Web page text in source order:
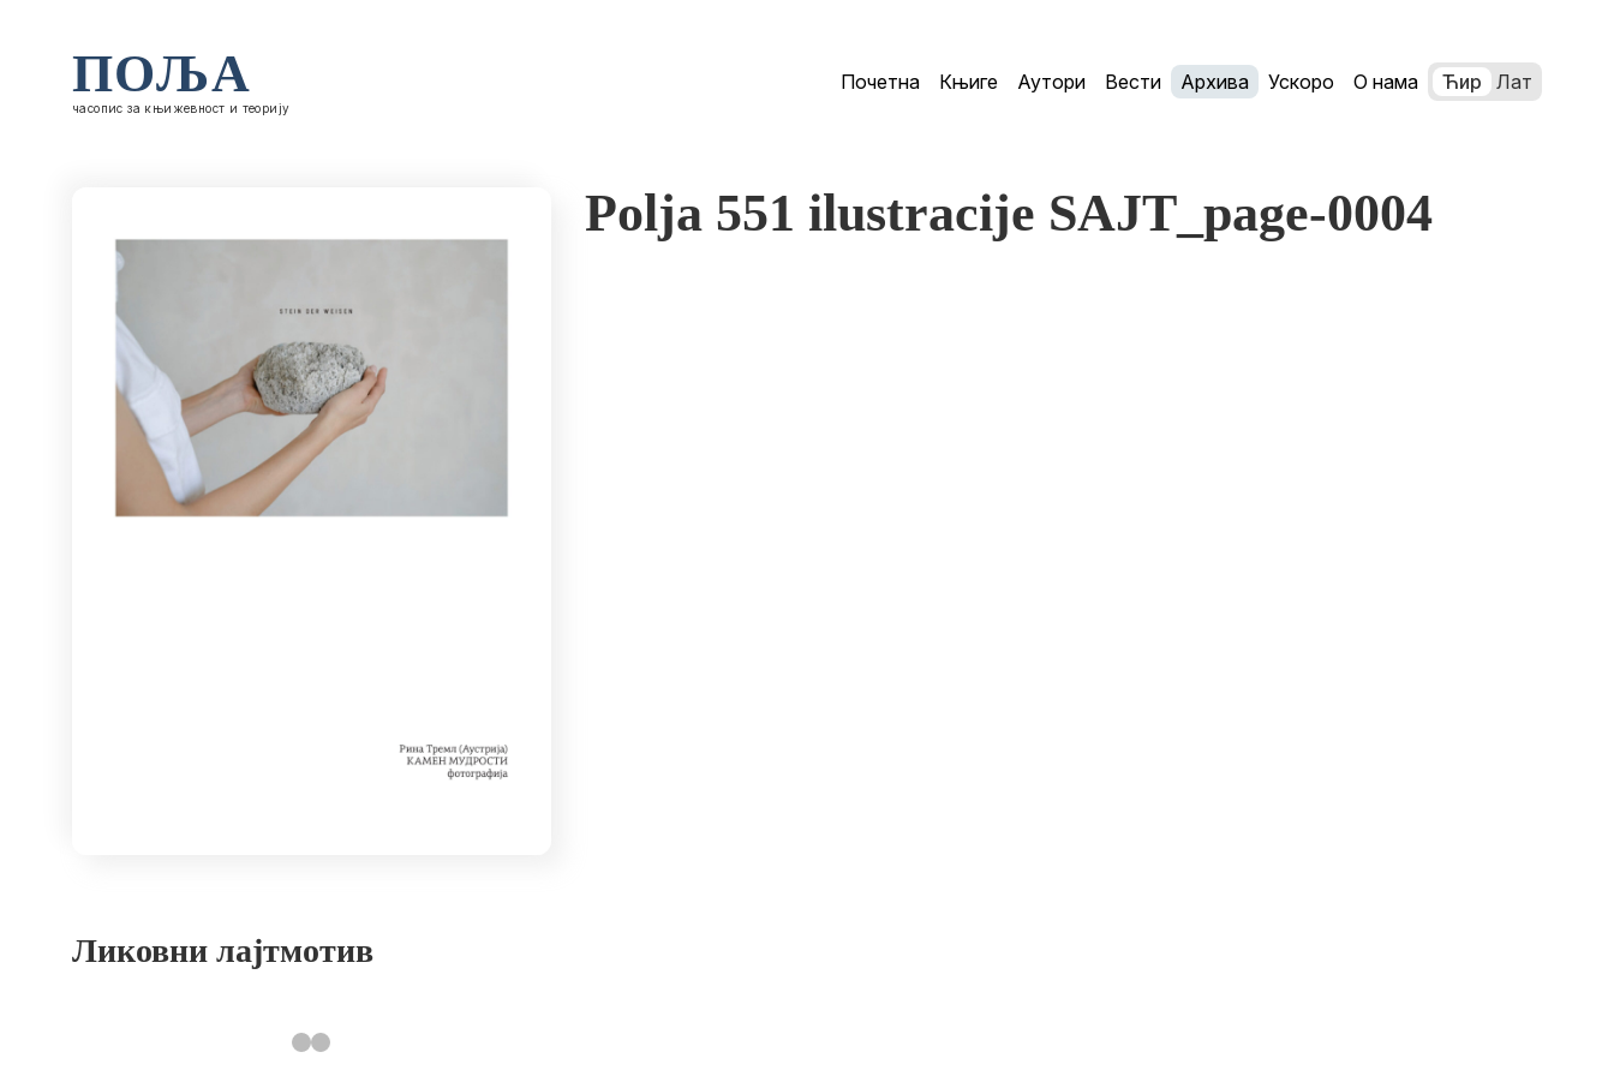
ПОЉА
часопис за књижевност и теорију
Почетна Књиге Аутори Вести Архива Ускоро О нама Ћир Лат
Ликовни лајтмотив
Polja 551 ilustracije SAJT_page-0004